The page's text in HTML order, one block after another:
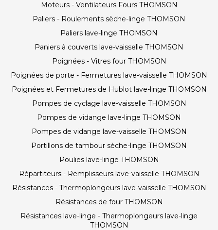
Moteurs - Ventilateurs Fours THOMSON
Paliers - Roulements sèche-linge THOMSON
Paliers lave-linge THOMSON
Paniers à couverts lave-vaisselle THOMSON
Poignées - Vitres four THOMSON
Poignées de porte - Fermetures lave-vaisselle THOMSON
Poignées et Fermetures de Hublot lave-linge THOMSON
Pompes de cyclage lave-vaisselle THOMSON
Pompes de vidange lave-linge THOMSON
Pompes de vidange lave-vaisselle THOMSON
Portillons de tambour sèche-linge THOMSON
Poulies lave-linge THOMSON
Répartiteurs - Remplisseurs lave-vaisselle THOMSON
Résistances - Thermoplongeurs lave-vaisselle THOMSON
Résistances de four THOMSON
Résistances lave-linge - Thermoplongeurs lave-linge
THOMSON